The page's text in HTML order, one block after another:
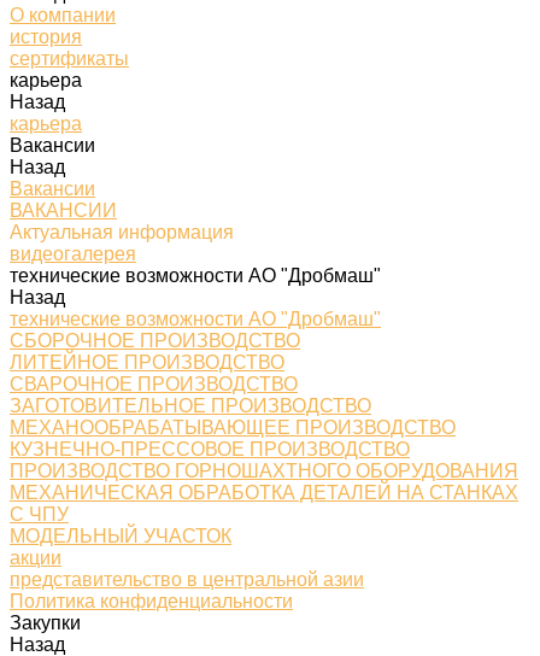
О компании
история
сертификаты
карьера
Назад
карьера
Вакансии
Назад
Вакансии
ВАКАНСИИ
Актуальная информация
видеогалерея
технические возможности АО "Дробмаш"
Назад
технические возможности АО "Дробмаш"
СБОРОЧНОЕ ПРОИЗВОДСТВО
ЛИТЕЙНОЕ ПРОИЗВОДСТВО
СВАРОЧНОЕ ПРОИЗВОДСТВО
ЗАГОТОВИТЕЛЬНОЕ ПРОИЗВОДСТВО
МЕХАНООБРАБАТЫВАЮЩЕЕ ПРОИЗВОДСТВО
КУЗНЕЧНО-ПРЕССОВОЕ ПРОИЗВОДСТВО
ПРОИЗВОДСТВО ГОРНОШАХТНОГО ОБОРУДОВАНИЯ
МЕХАНИЧЕСКАЯ ОБРАБОТКА ДЕТАЛЕЙ НА СТАНКАХ
С ЧПУ
МОДЕЛЬНЫЙ УЧАСТОК
акции
представительство в центральной азии
Политика конфиденциальности
Закупки
Назад